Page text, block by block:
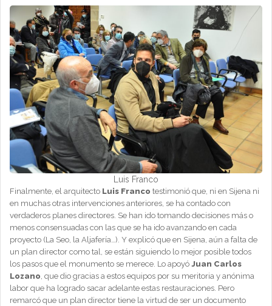
Luis Franco
Finalmente, el arquitecto Luis Franco testimonió que, ni en Sijena ni
en muchas otras intervenciones anteriores, se ha contado con
verdaderos planes directores. Se han ido tomando decisiones más o
menos consensuadas con las que se ha ido avanzando en cada
proyecto (La Seo, la Aljafería…). Y explicó que en Sijena, aún a falta de
un plan director como tal, se están siguiendo lo mejor posible todos
los pasos que el monumento se merece. Lo apoyó Juan Carlos
Lozano , que dio gracias a estos equipos por su meritoria y anónima
labor que ha logrado sacar adelante estas restauraciones. Pero
remarcó que un plan director tiene la virtud de ser un documento